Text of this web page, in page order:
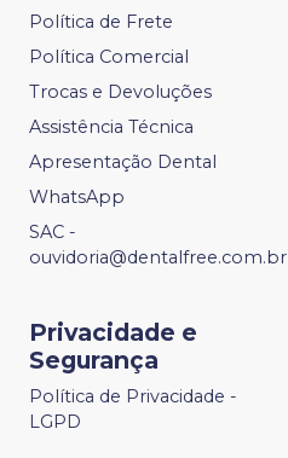
Política de Frete
Política Comercial
Trocas e Devoluções
Assistência Técnica
Apresentação Dental
WhatsApp
SAC -
ouvidoria@dentalfree.com.br
Privacidade e
Segurança
Política de Privacidade -
LGPD